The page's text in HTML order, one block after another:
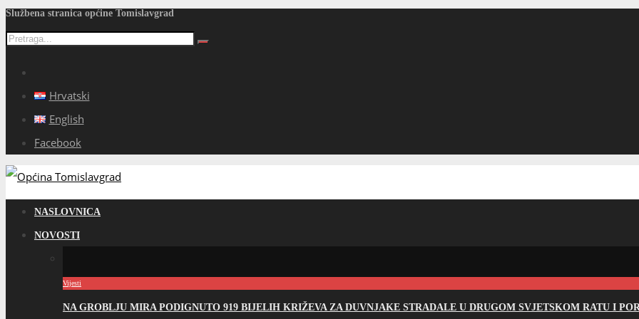
Službena stranica općine Tomislavgrad
Hrvatski
English
Facebook
NASLOVNICA
NOVOSTI
Vijesti
NA GROBLJU MIRA PODIGNUTO 919 BIJELIH KRIŽEVA ZA DUVNJAKE STRADALE U DRUGOM SVJETSKOM RATU I